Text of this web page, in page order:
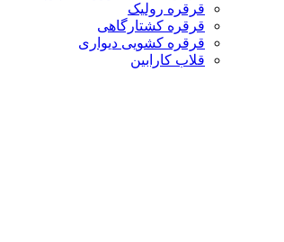
قرقره رولیک
قرقره کشتارگاهی
قرقره کشویی دیواری
قلاب کارابین